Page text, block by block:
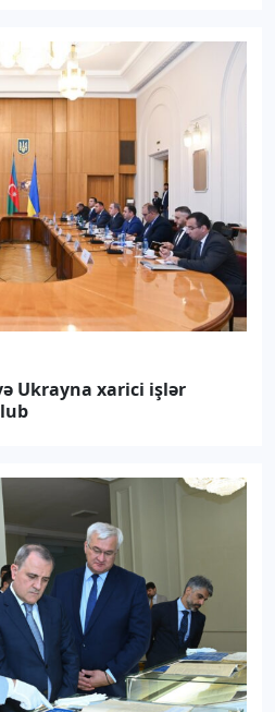
Ukrayna xarici işlər